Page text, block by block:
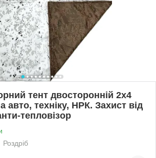
тент двосторонній 2х4
авто, техніку, НРК. Захист від
тепловізор
Роздріб